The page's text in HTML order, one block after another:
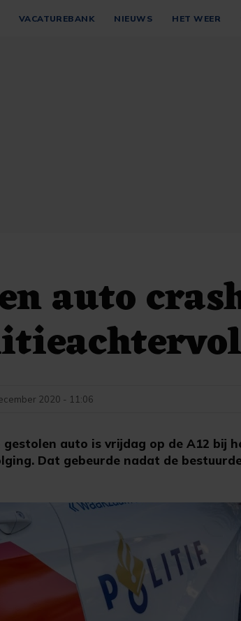
VACATUREBANK NIEUWS HET WEER
auto
gestolen auto is vrijdag op de A12 bij
Dat gebeurde nadat de
2020 - 11:06